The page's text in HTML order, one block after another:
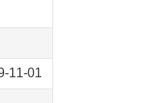
11-01